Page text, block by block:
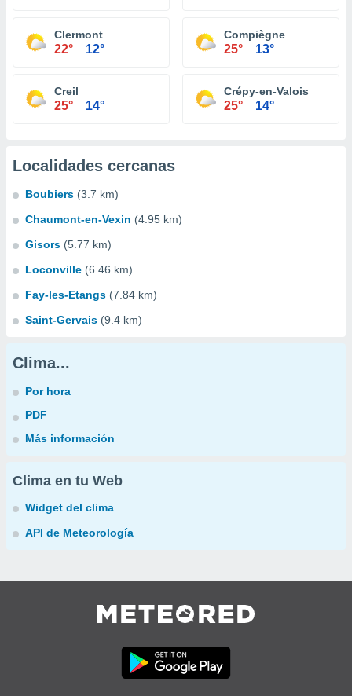
Clermont
22° 12°
Compiègne
25° 13°
Creil
25° 14°
Crépy-en-Valois
25° 14°
Localidades cercanas
Boubiers (3.7 km)
Chaumont-en-Vexin (4.95 km)
Gisors (5.77 km)
Loconville (6.46 km)
Fay-les-Etangs (7.84 km)
Saint-Gervais (9.4 km)
Clima...
Por hora
PDF
Más información
Clima en tu Web
Widget del clima
API de Meteorología